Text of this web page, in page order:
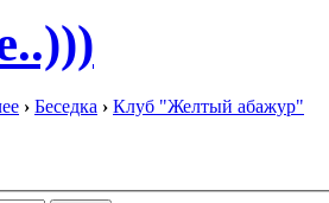
› Беседка › Клуб "Желтый абажур"